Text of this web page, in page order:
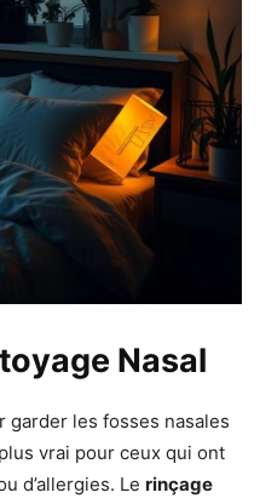
Nasal
garder les fosses nasales
vrai pour ceux qui ont
d’allergies. Le rinçage